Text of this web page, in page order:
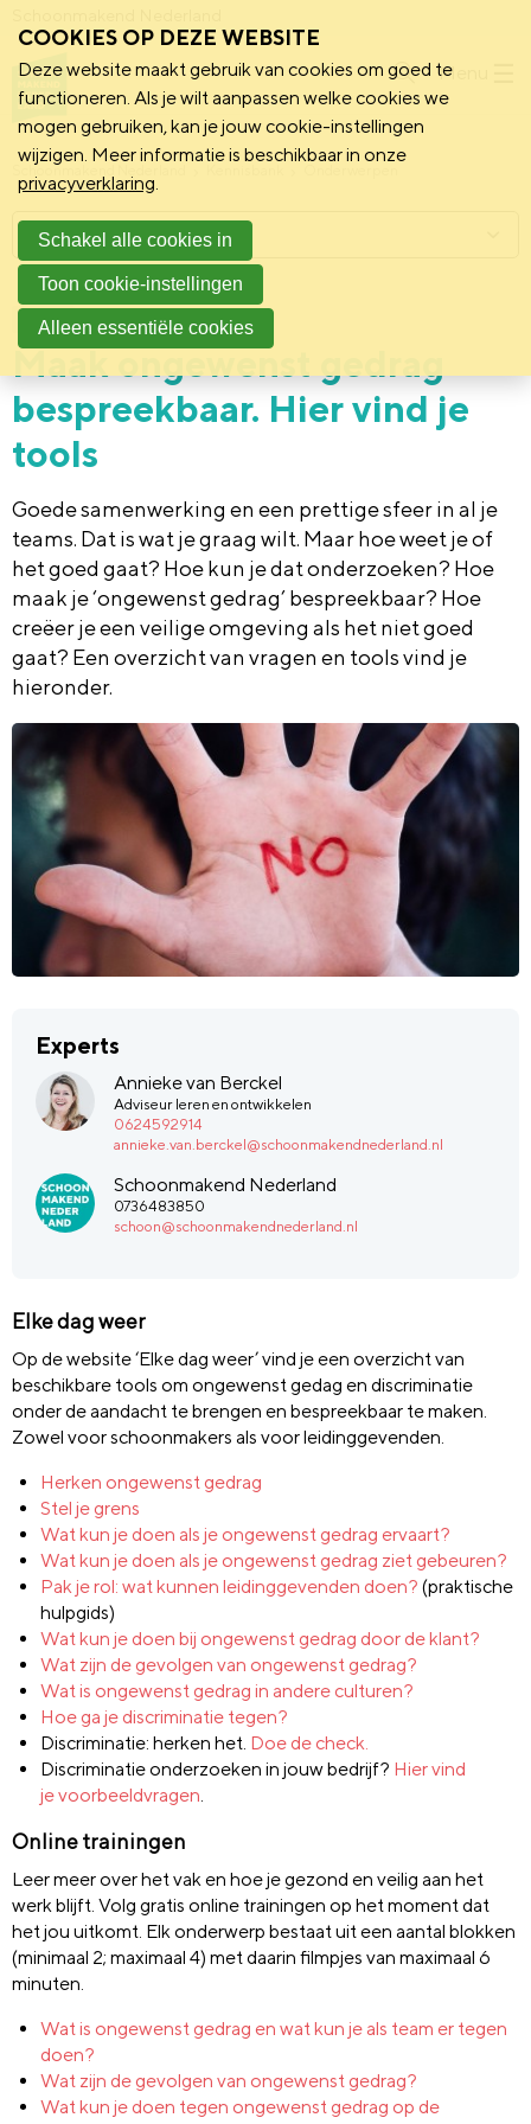
Menu
Schoonmakend Nederland
Praktijk 26 januari 2022
Maak ongewenst gedrag
bespreekbaar. Hier vind je
tools
Goede samenwerking en een prettige sfeer in al je
teams. Dat is wat je graag wilt. Maar hoe weet je of
het goed gaat? Hoe kun je dat onderzoeken? Hoe
maak je ‘ongewenst gedrag’ bespreekbaar? Hoe
creëer je een veilige omgeving als het niet goed
gaat? Een overzicht van vragen en tools vind je
hieronder.
Experts
Annieke van Berckel
Adviseur leren en ontwikkelen
0624592914
annieke.van.berckel@schoonmakendnederland.nl
Schoonmakend Nederland
0736483850
schoon@schoonmakendnederland.nl
Elke dag weer
Op de website ‘Elke dag weer’ vind je een overzicht van
beschikbare tools om ongewenst gedag en discriminatie
onder de aandacht te brengen en bespreekbaar te maken.
Zowel voor schoonmakers als voor leidinggevenden.
Herken ongewenst gedrag
Stel je grens
Wat kun je doen als je ongewenst gedrag ervaart?
Wat kun je doen als je ongewenst gedrag ziet gebeuren?
Pak je rol: wat kunnen leidinggevenden doen? (praktische
hulpgids)
Wat kun je doen bij ongewenst gedrag door de klant?
Wat zijn de gevolgen van ongewenst gedrag?
Wat is ongewenst gedrag in andere culturen?
Hoe ga je discriminatie tegen?
Discriminatie: herken het. Doe de check.
Discriminatie onderzoeken in jouw bedrijf? Hier vind
jevoorbeeldvragen
Online trainingen
Leer meer over het vak en hoe je gezond en veilig aan het
werk blijft. Volg gratis online trainingen op het moment dat
het jou uitkomt. Elk onderwerp bestaat uit een aantal blokken
(minimaal 2; maximaal 4) met daarin filmpjes van maximaal 6
minuten.
Wat is ongewenst gedrag en wat kun je als team er tegen
doen?
Wat zijn de gevolgen van ongewenst gedrag?
Wat kun je doen tegen ongewenst gedrag op de
Menu
COOKIES OP DEZE WEBSITE
Deze website maakt gebruik van cookies om goed te
functioneren. Als je wilt aanpassen welke cookies we
mogen gebruiken, kan je jouw cookie-instellingen
wijzigen. Meer informatie is beschikbaar in onze
privacyverklaring.
Schakel alle cookies in
Toon cookie-instellingen
Alleen essentiële cookies